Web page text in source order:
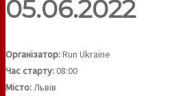
05.06.2022
Організатор:Run Ukraine
Час старту:08:00
Місто:Львів